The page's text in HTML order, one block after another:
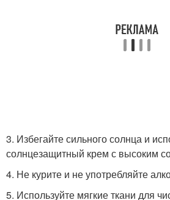
3. Избегайте сильного солнца и
солнцезащитный крем с высоким
4. Не курите и не употребляйте
5. Используйте мягкие ткани для